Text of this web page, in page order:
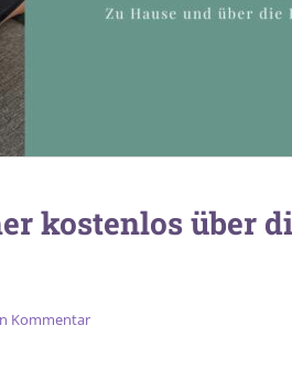
kostenlos über
Kommentar